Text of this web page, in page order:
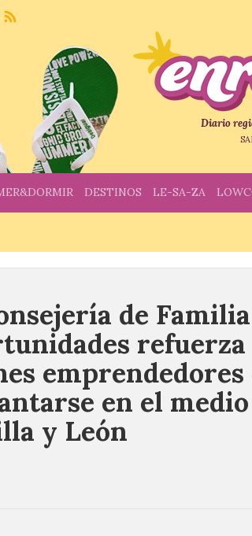
Diario
DESTINOS LE-SA-ZA
de
refuerza
en el
y León